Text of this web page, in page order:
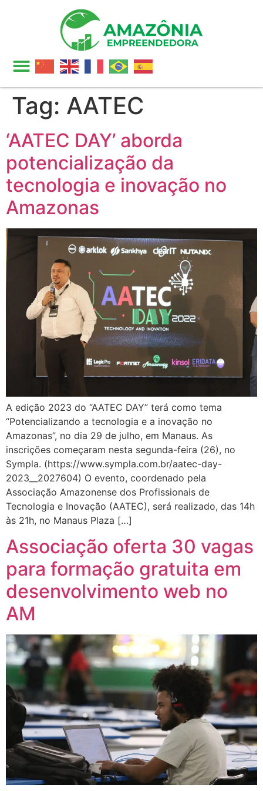
Tag: AATEC
‘AATEC DAY’ aborda
potencialização da
tecnologia e inovação no
Amazonas
A edição 2023 do “AATEC DAY” terá como tema
“Potencializando a tecnologia e a inovação no
Amazonas”, no dia 29 de julho, em Manaus. As
inscrições começaram nesta segunda-feira (26), no
Sympla. (https://www.sympla.com.br/aatec-day-
2023__2027604) O evento, coordenado pela
Associação Amazonense dos Profissionais de
Tecnologia e Inovação (AATEC), será realizado, das 14h
às 21h, no Manaus Plaza […]
Associação oferta 30 vagas
para formação gratuita em
desenvolvimento web no
AM